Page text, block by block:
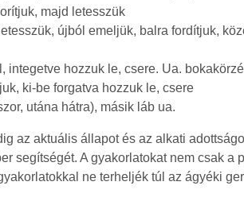
majd letesszük
újból emeljük, balra fordítjuk,
hozzuk le, csere. Ua.
ki-be forgatva hozzuk le, csere
utána hátra), másik láb ua.
az aktuális állapot és az alkati
segítségét. A gyakorlatokat nem csak
ne terheljék túl az ágyéki